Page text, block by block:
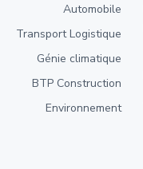
Automobile
Transport Logistique
Génie climatique
BTP Construction
Environnement